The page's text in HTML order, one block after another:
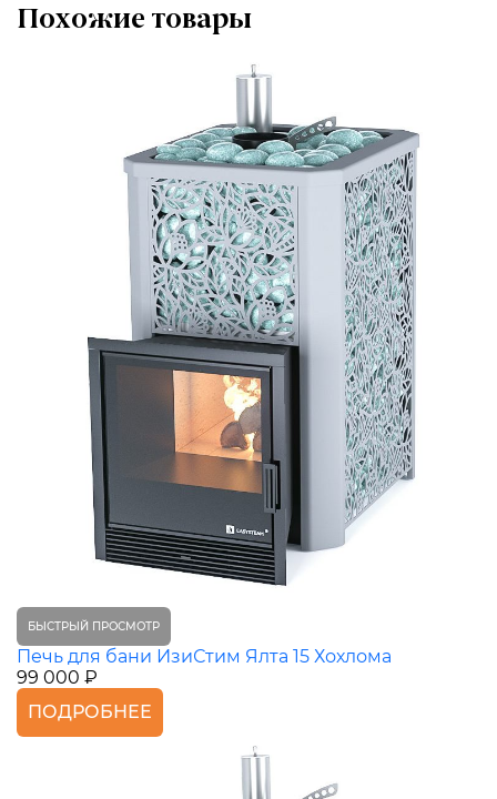
Похожие товары
БЫСТРЫЙ ПРОСМОТР
Печь для бани ИзиСтим Ялта 15 Хохлома
99 000 ₽
ПОДРОБНЕЕ